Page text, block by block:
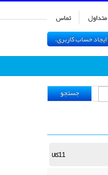
تماس
ایجاد حساب کاربری.
جستجو
11کالا